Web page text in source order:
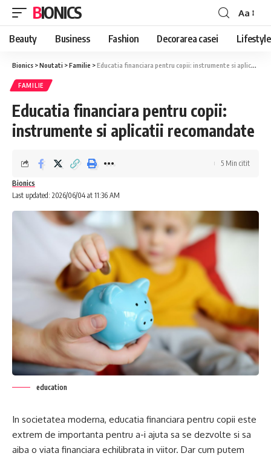
BIONICS
Font
Resizer
Aa
Beauty Business Fashion Decorarea casei Lifestyle
Bionics >Noutati >Familie >Educatia financiara pentru copii: instrumente si aplicatii recomandate
FAMILIE
Educatia financiara pentru copii:
instrumente si aplicatii recomandate
Last updated: 2026/06/04 at 11:36 AM
Bionics
5 Min citit
education
In societatea moderna, educatia financiara pentru copii este
extrem de importanta pentru a-i ajuta sa se dezvolte si sa
aiba o viata financiara echilibrata in viitor. Dar cum putem